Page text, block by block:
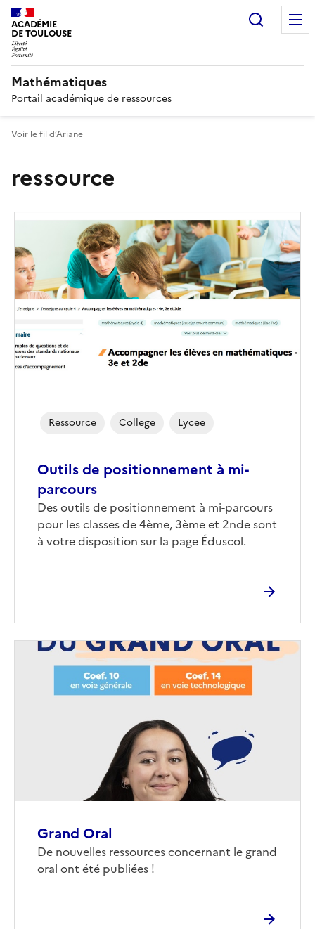
ACADÉMIE
DE TOULOUSE
Mathématiques
Portail académique de ressources
Voir le fil d’Ariane
ressource
Outils de positionnement à mi-
parcours
Corps
Des outils de positionnement à mi-parcours
pour les classes de 4ème, 3ème et 2nde sont
à votre disposition sur la page Éduscol.
Ressource College Lycee
Image
couverture
(conseillée)
Grand Oral
Corps
De nouvelles ressources concernant le grand
oral ont été publiées !
Image
couverture
(conseillée)